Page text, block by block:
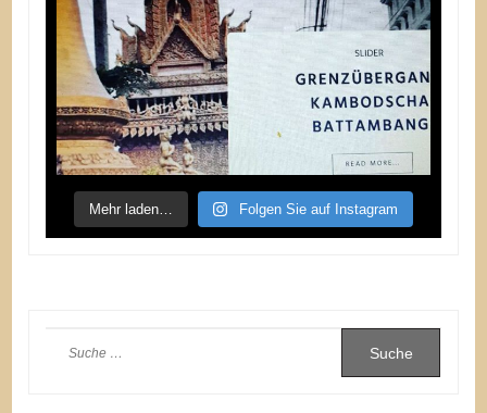
Mehr laden… Folgen Sie auf Instagram
nach: